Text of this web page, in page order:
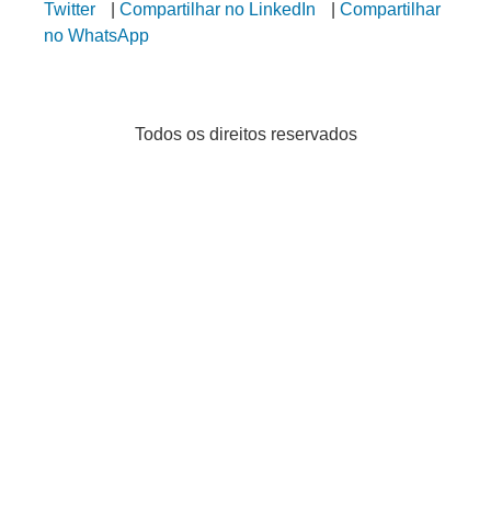
Twitter
Compartilhar no LinkedIn
Compartilhar
no WhatsApp
Todos os direitos reservados